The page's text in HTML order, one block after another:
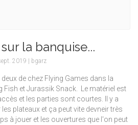
la banquise...
2019 | bgarz
deux de chez Flying Games dans la
Fish et Jurassik Snack. Le matériel est
et les parties sont courtes. Il y a
plateaux et ça peut vite devneir très
à jouer et les ouvertures que l'on peut